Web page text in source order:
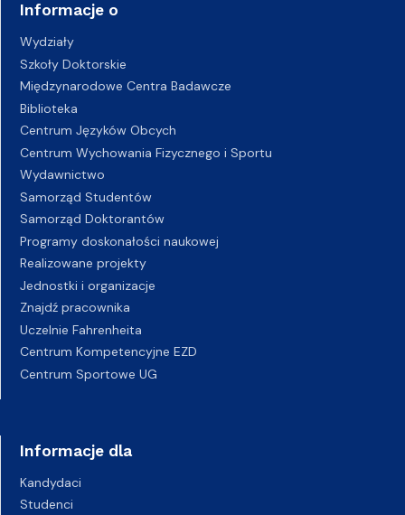
Informacje o
Wydziały
Szkoły Doktorskie
Międzynarodowe Centra Badawcze
Biblioteka
Centrum Języków Obcych
Centrum Wychowania Fizycznego i Sportu
Wydawnictwo
Samorząd Studentów
Samorząd Doktorantów
Programy doskonałości naukowej
Realizowane projekty
Jednostki i organizacje
Znajdź pracownika
Uczelnie Fahrenheita
Centrum Kompetencyjne EZD
Centrum Sportowe UG
Informacje dla
Kandydaci
Studenci